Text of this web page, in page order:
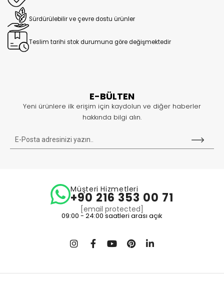
Sürdürülebilir ve çevre dostu ürünler
Teslim tarihi stok durumuna göre değişmektedir
E-BÜLTEN
Yeni ürünlere ilk erişim için kaydolun ve diğer haberler
hakkında bilgi alın.
Müşteri Hizmetleri
+90 216 353 00 71
[email protected]
09:00 - 24:00 saatleri arası açık